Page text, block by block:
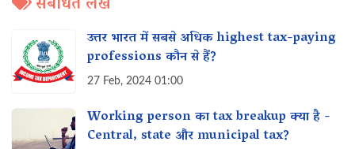
उत्तर भारत में सबसे अधिक highest tax-paying
professions कौन से हैं?
27 Feb, 2024 01:00
Working person का tax breakup क्या है -
Central, state और municipal tax?